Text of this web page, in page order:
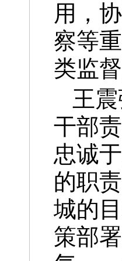
用，
察等
类监
王
干部
忠诚
的职
城的
策部